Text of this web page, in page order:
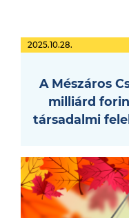
2025.10.28.
A Mészáros
milliárd
társadalmi